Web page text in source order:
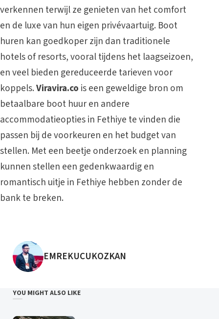
verkennen terwijl ze genieten van het comfort
en de luxe van hun eigen privévaartuig. Boot
huren kan goedkoper zijn dan traditionele
hotels of resorts, vooral tijdens het laagseizoen,
en veel bieden gereduceerde tarieven voor
koppels.Viravira.co is een geweldige bron om
betaalbare boot huur en andere
accommodatieopties in Fethiye te vinden die
passen bij de voorkeuren en het budget van
stellen. Met een beetje onderzoek en planning
kunnen stellen een gedenkwaardig en
romantisch uitje in Fethiye hebben zonder de
bank te breken.
POSTED BY
EMREKUCUKOZKAN
YOU MIGHT ALSO LIKE